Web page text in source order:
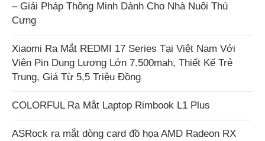
– Giải Pháp Thông Minh Dành Cho Nhà Nuôi Thú
Cưng
Xiaomi Ra Mắt REDMI 17 Series Tại Việt Nam Với
Viên Pin Dung Lượng Lớn 7.500mah, Thiết Kế Trẻ
Trung, Giá Từ 5,5 Triệu Đồng
COLORFUL Ra Mắt Laptop Rimbook L1 Plus
ASRock ra mắt dòng card đồ họa AMD Radeon RX